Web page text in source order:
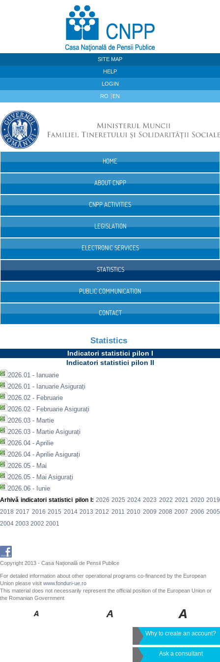
SITE MAP
HELP
LOGIN
RO EN
HOME
ABOUT CNPP
CNPP ACTIVITIES
LEGISLATION
ELECTRONIC SERVICES
STATISTICS
PUBLIC COMMUNICATION
CONTACT
Statistics
Indicatori statistici pilon I
Indicatori statistici pilon II
2026.01 - Ianuarie
2026.01 - Ianuarie Asigurați
2026.02 - Februarie
2026.02 - Februarie Asigurați
2026.03 - Martie
2026.03 - Martie Asigurați
2026.04 - Aprilie
2026.04 - Aprilie Asigurați
2026.05 - Mai
2026.05 - Mai Asigurați
2026.06 - Iunie
Arhivă indicatori statistici pilon I: 2026 2025 2024 2023 2022 2021 2020 2019
2018 2017 2016 2015 2014 2013 2012 2011 2010 2009 2008 2007 2006 2005
2004 2003 2002 2001
Copyright 2013 - Casa Națională de Pensii Publice
For detailed information about other operational programs co-financed by the European
Union please visit www.fonduri-ue.ro
This material does not necessarily represent the official position of the European Union or
the Romanian Government
Why to create an account?
Ask a consultant